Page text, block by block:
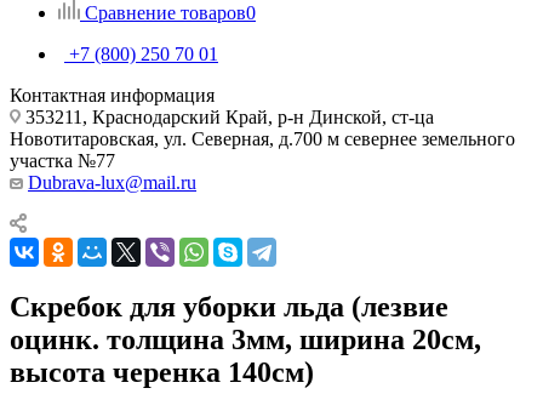
Сравнение товаров0
+7 (800) 250 70 01
Контактная информация
353211, Краснодарский Край, р-н Динской, ст-ца
Новотитаровская, ул. Северная, д.700 м севернее земельного
участка №77
Dubrava-lux@mail.ru
Скребок для уборки льда (лезвие
оцинк. толщина 3мм, ширина 20см,
высота черенка 140см)